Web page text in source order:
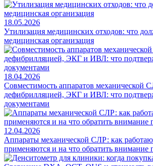
18.05.2026
Утилизация медицинских отходов: что
медицинская организация
18.04.2026
Совместимость аппаратов механической
дефибрилляцией, ЭКГ и ИВЛ: что
документами
12.04.2026
Аппараты механической СЛР: как
применяются и на что обратить внимание